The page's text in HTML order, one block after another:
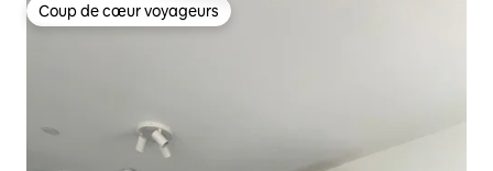
Coup de cœur voyageurs
Coup de cœur voyageurs